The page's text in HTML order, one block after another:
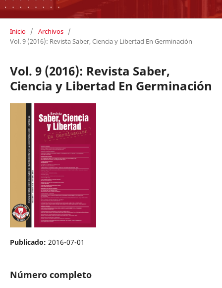
Inicio / Archivos /
Vol. 9 (2016): Revista Saber, Ciencia y Libertad En Germinación
Vol. 9 (2016): Revista Saber,
Ciencia y Libertad En Germinación
Publicado: 2016-07-01
Número completo